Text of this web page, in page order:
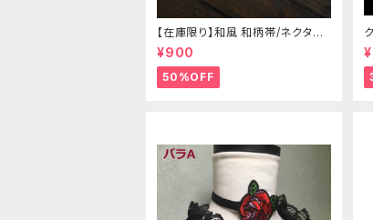
【在庫限り】和風 和柄帯/ネクタイ/
リボン（狐面/金魚
¥900
50%OFF